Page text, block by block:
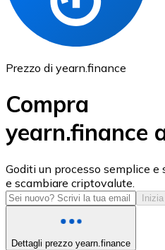
USD Coin
USDC
Prezzo di yearn.finance
Compra
yearn.finance
Goditi un processo semplice e
e scambiare criptovalute.
Inizia
Dettagli prezzo yearn.finance